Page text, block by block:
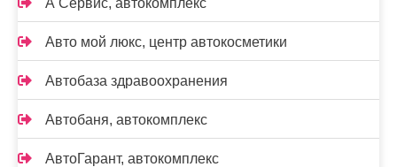
А Сервис, автокомплекс
Авто мой люкс, центр автокосметики
Автобаза здравоохранения
Автобаня, автокомплекс
АвтоГарант, автокомплекс